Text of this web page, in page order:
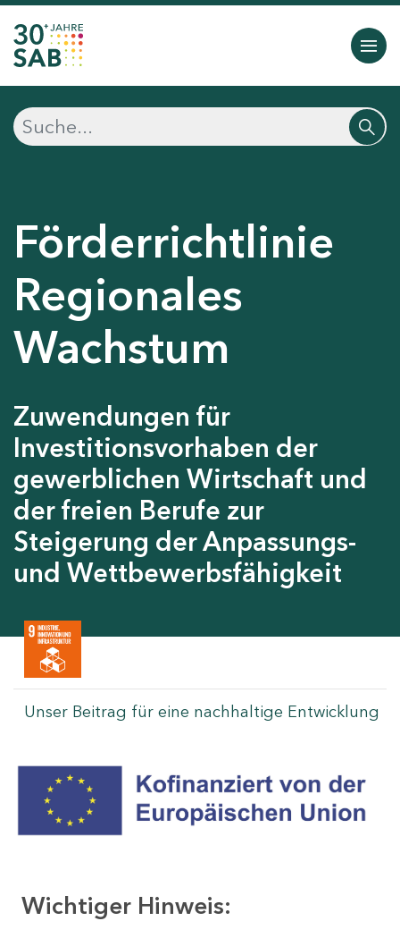
Förderrichtlinie
Regionales
Wachstum
Zuwendungen für
Investitionsvorhaben der
gewerblichen Wirtschaft und
der freien Berufe zur
Steigerung der Anpassungs-
und Wettbewerbsfähigkeit
Unser Beitrag für eine nachhaltige Entwicklung
Wichtiger Hinweis: